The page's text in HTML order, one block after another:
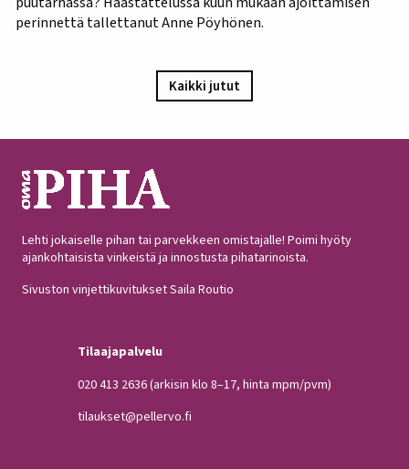
perinnettä tallettanut Anne Pöyhönen.
Kaikki jutut
Lehti jokaiselle pihan tai parvekkeen omistajalle! Poimi hyöty
ajankohtaisista vinkeistä ja innostusta pihatarinoista.
Sivuston vinjettikuvitukset Saila Routio
Tilaajapalvelu
020 413 2636(arkisin klo 8–17, hinta mpm/pvm)
tilaukset@pellervo.fi